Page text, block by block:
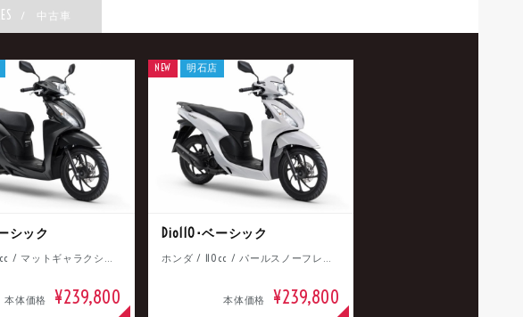
/ 中古車
シック
ホンダ / 110cc / マットギャラクシーブラックメタリック
本体価格 ¥239,800
Dio110･ベーシック
ホンダ / 110cc / パールスノーフレークホワイト
本体価格 ¥239,800
NEW 明石店